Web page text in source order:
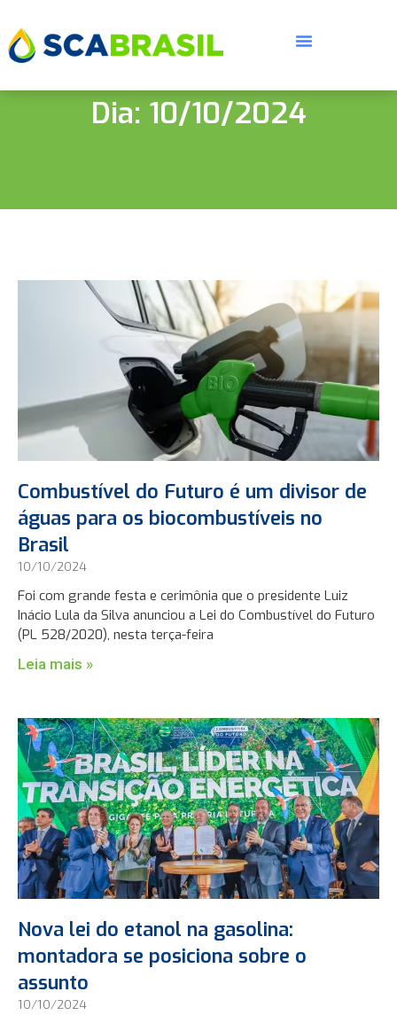
Dia: 10/10/2024
Combustível do Futuro é um divisor de
águas para os biocombustíveis no
Brasil
10/10/2024
Foi com grande festa e cerimônia que o presidente Luiz
Inácio Lula da Silva anunciou a Lei do Combustível do Futuro
(PL 528/2020), nesta terça-feira
Leia mais »
Nova lei do etanol na gasolina:
montadora se posiciona sobre o
assunto
10/10/2024